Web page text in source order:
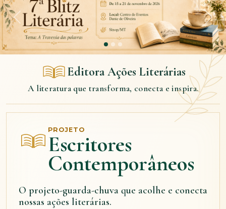
Previous
Editora Ações Literárias
A literatura que transforma, conecta e inspira.
PROJETO
Escritores
Contemporâneos
O projeto-guarda-chuva que acolhe e conecta
nossas ações literárias.